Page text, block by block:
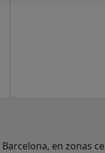
en zonas